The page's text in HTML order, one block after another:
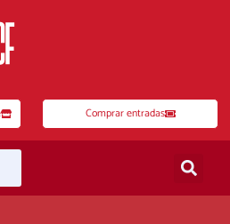
Comprar entradas